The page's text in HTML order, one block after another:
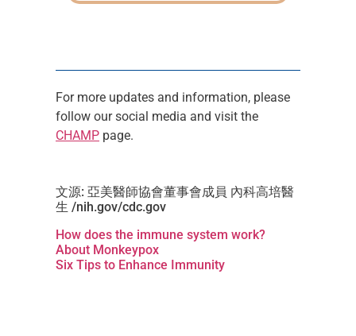
For more updates and information, please
follow our social media and visit the
CHAMP page.
文源: 亞美醫師協會董事會成員 內科高培醫
生 /nih.gov/cdc.gov
How does the immune system work?
About Monkeypox
Six Tips to Enhance Immunity